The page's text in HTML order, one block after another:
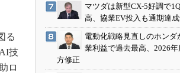
る
技
ロ
マツダは新型CX-5好調で
高、協業EV投入も通期達
電動化戦略見直しのホンダ
業利益で過去最高、2026
方修正